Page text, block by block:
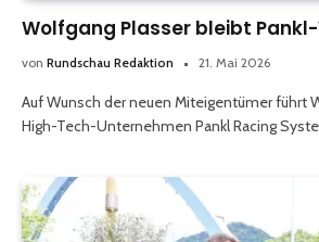
Wolfgang Plasser bleibt
von Rundschau Redaktion 21. Mai 2026
Auf Wunsch der neuen Miteigentümer führt
High-Tech-Unternehmen Pankl Racing